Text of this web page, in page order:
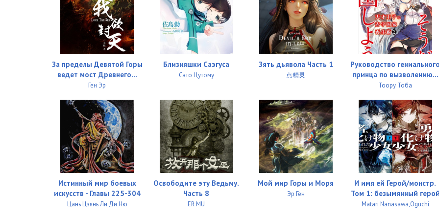
За пределы Девятой Горы
ведет мост Древнего...
Ген Эр
Близняшки Саэгуса
Сато Цутому
Зять дьявола Часть 1
点精灵
Руководство
принца по вызволению...
Тоору Тоба
Истинный мир боевых
искусств - Главы 225-304
Цань Цзянь Ли Ди Ню
Освободите эту Ведьму.
Часть 8
ER MU
Мой мир Горы и Моря
Эр Ген
И имя ей Герой/монстр.
Том 1: безымянный
Matari Nanasawa,Oguchi